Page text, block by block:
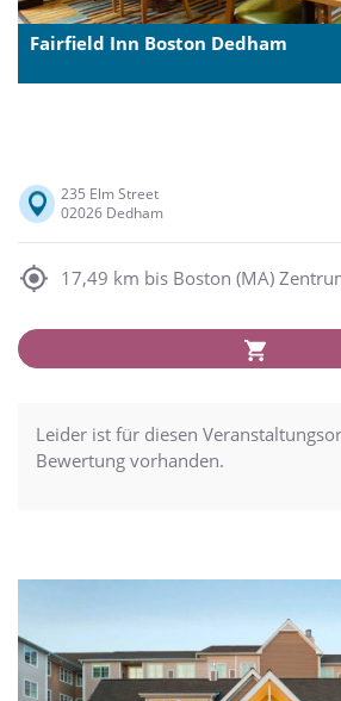
Fairfield Inn Boston Dedham
235 Elm Street
02026 Dedham
17,49 km bis Boston (MA)
Leider ist für diesen
Bewertung vorhanden.